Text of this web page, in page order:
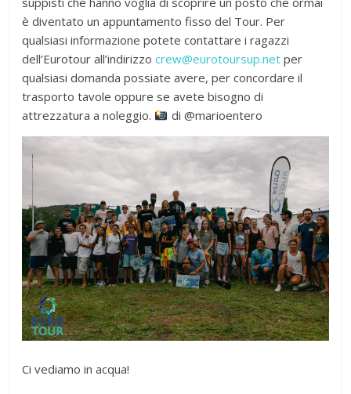
è diventato un appuntamento fisso del Tour. Per
qualsiasi informazione potete contattare i ragazzi
dell’Eurotour all’indirizzocrew@eurotoursup.net per
qualsiasi domanda possiate avere, per concordare il
trasporto tavole oppure se avete bisogno di
attrezzatura a noleggio.
di @marioentero
Ci vediamo in acqua!